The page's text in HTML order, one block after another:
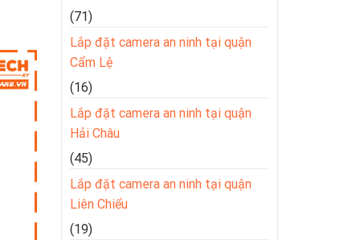
(71)
Lắp đặt camera an ninh tại quận
Cẩm Lệ
(16)
Lắp đặt camera an ninh tại quận
Hải Châu
(45)
Lắp đặt camera an ninh tại quận
Liên Chiểu
(19)